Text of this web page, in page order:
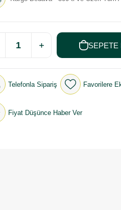
Telefonla Sipariş Favorilere
Fiyat Düşünce Haber Ver